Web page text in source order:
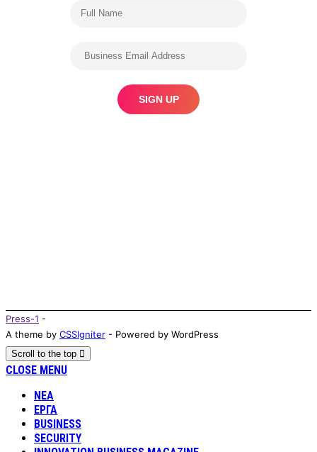
Press-1 -
A theme by CSSIgniter - Powered by WordPress
Scroll to the top
CLOSE MENU
ΝΕΑ
ΕΡΓΑ
BUSINESS
SECURITY